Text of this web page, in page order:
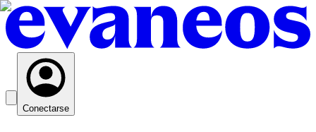
Conectarse